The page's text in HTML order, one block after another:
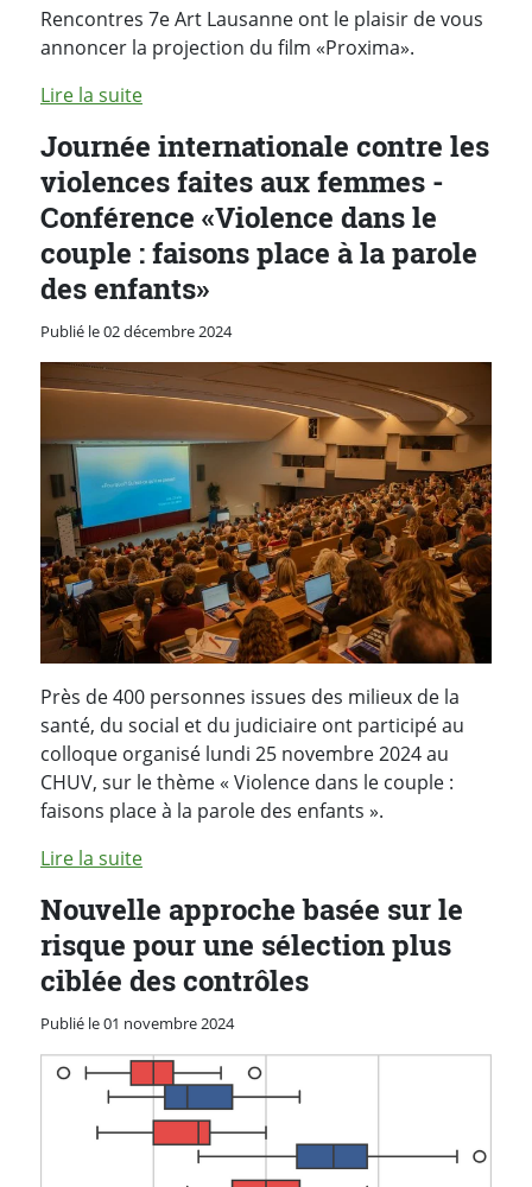
Rencontres 7e Art Lausanne ont le plaisir de vous
annoncer la projection du film «Proxima».
Lire la suite
Journée internationale contre les
violences faites aux femmes -
Conférence «Violence dans le
couple : faisons place à la parole
des enfants»
Publié le 02 décembre 2024
Près de 400 personnes issues des milieux de la
santé, du social et du judiciaire ont participé au
colloque organisé lundi 25 novembre 2024 au
CHUV, sur le thème « Violence dans le couple :
faisons place à la parole des enfants ».
Lire la suite
Nouvelle approche basée sur le
risque pour une sélection plus
ciblée des contrôles
Publié le 01 novembre 2024